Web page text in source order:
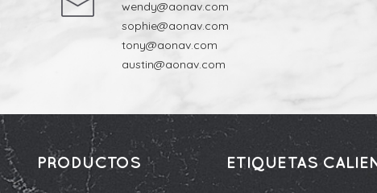
wendy@aonav.com
sophie@aonav.com
tony@aonav.com
austin@aonav.com
PRODUCTOS ETIQUETAS